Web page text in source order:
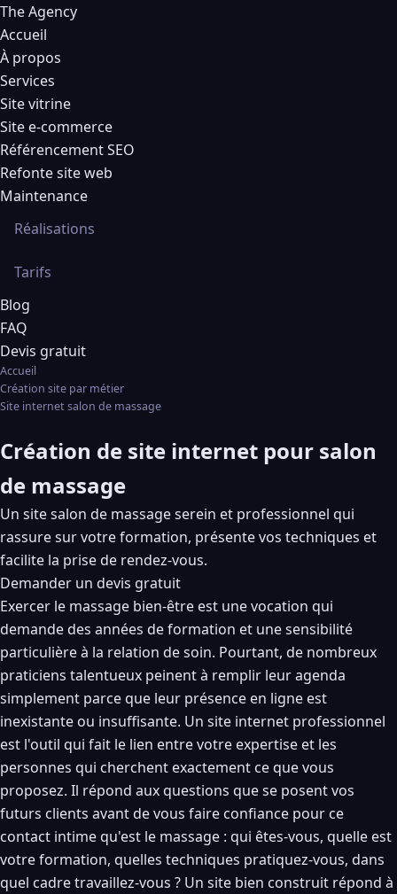
The Agency
Accueil
À propos
Services
Site vitrine
Site e-commerce
Référencement SEO
Refonte site web
Maintenance
Réalisations
Tarifs
Blog
FAQ
Devis gratuit
Accueil
Création site par métier
Site internet salon de massage
Création de site internet pour salon
de massage
Un site salon de massage serein et professionnel qui
rassure sur votre formation, présente vos techniques et
facilite la prise de rendez-vous.
Demander un devis gratuit
Exercer le massage bien-être est une vocation qui
demande des années de formation et une sensibilité
particulière à la relation de soin. Pourtant, de nombreux
praticiens talentueux peinent à remplir leur agenda
simplement parce que leur présence en ligne est
inexistante ou insuffisante. Un site internet professionnel
est l'outil qui fait le lien entre votre expertise et les
personnes qui cherchent exactement ce que vous
proposez. Il répond aux questions que se posent vos
futurs clients avant de vous faire confiance pour ce
contact intime qu'est le massage : qui êtes-vous, quelle est
votre formation, quelles techniques pratiquez-vous, dans
quel cadre travaillez-vous ? Un site bien construit répond à